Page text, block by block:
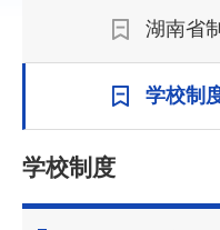
湖南省
学校制
学校制度